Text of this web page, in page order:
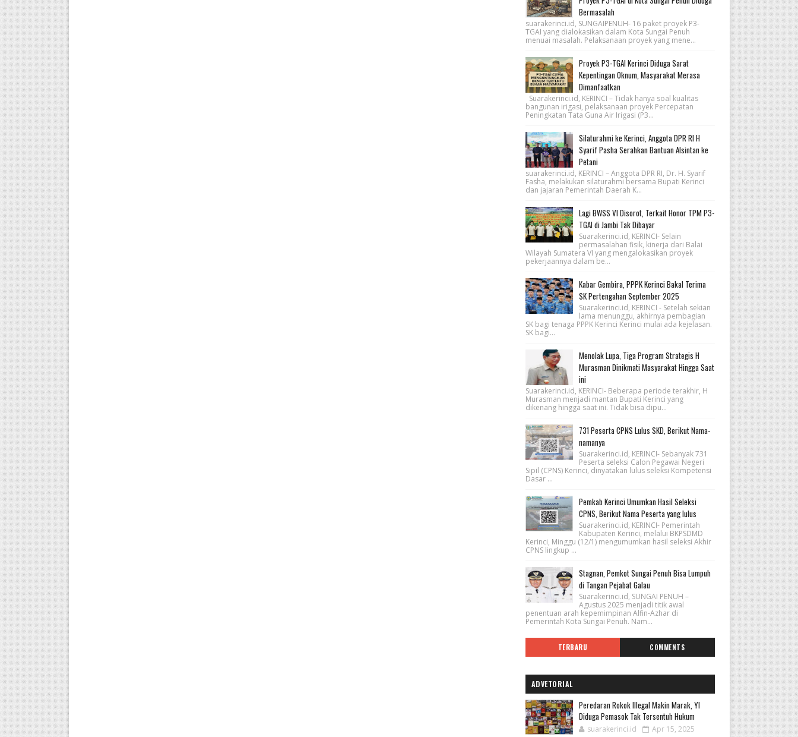
Bermasalah
suarakerinci.id, SUNGAIPENUH- 16 paket proyek P3-
TGAI yang dialokasikan dalam Kota Sungai Penuh
menuai masalah. Pelaksanaan proyek yang mene...
Proyek P3-TGAI Kerinci Diduga Sarat
Kepentingan Oknum, Masyarakat Merasa
Dimanfaatkan
Suarakerinci.id, KERINCI – Tidak hanya soal kualitas
bangunan irigasi, pelaksanaan proyek Percepatan
Peningkatan Tata Guna Air Irigasi (P3...
Silaturahmi ke Kerinci, Anggota DPR RI H
Syarif Pasha Serahkan Bantuan Alsintan ke
Petani
suarakerinci.id, KERINCI – Anggota DPR RI, Dr. H. Syarif
Fasha, melakukan silaturahmi bersama Bupati Kerinci
dan jajaran Pemerintah Daerah K...
Lagi BWSS VI Disorot, Terkait Honor TPM P3-
TGAI di Jambi Tak Dibayar
Suarakerinci.id, KERINCI- Selain
permasalahan fisik, kinerja dari Balai
Wilayah Sumatera VI yang mengalokasikan proyek
pekerjaannya dalam be...
Kabar Gembira, PPPK Kerinci Bakal Terima
SK Pertengahan September 2025
Suarakerinci.id, KERINCI - Setelah sekian
lama menunggu, akhirnya pembagian
SK bagi tenaga PPPK Kerinci Kerinci mulai ada kejelasan.
SK bagi...
Menolak Lupa, Tiga Program Strategis H
Murasman Dinikmati Masyarakat Hingga Saat
ini
Suarakerinci.id, KERINCI- Beberapa periode terakhir, H
Murasman menjadi mantan Bupati Kerinci yang
dikenang hingga saat ini. Tidak bisa dipu...
731 Peserta CPNS Lulus SKD, Berikut Nama-
namanya
Suarakerinci.id, KERINCI- Sebanyak 731
Peserta seleksi Calon Pegawai Negeri
Sipil (CPNS) Kerinci, dinyatakan lulus seleksi Kompetensi
Dasar ...
Pemkab Kerinci Umumkan Hasil Seleksi
CPNS, Berikut Nama Peserta yang lulus
Suarakerinci.id, KERINCI- Pemerintah
Kabupaten Kerinci, melalui BKPSDMD
Kerinci, Minggu (12/1) mengumumkan hasil seleksi Akhir
CPNS lingkup ...
Stagnan, Pemkot Sungai Penuh Bisa Lumpuh
di Tangan Pejabat Galau
Suarakerinci.id, SUNGAI PENUH –
Agustus 2025 menjadi titik awal
penentuan arah kepemimpinan Alfin-Azhar di
Pemerintah Kota Sungai Penuh. Nam...
TERBARU COMMENTS
ADVETORIAL
Peredaran Rokok Illegal Makin Marak, YI
Diduga Pemasok Tak Tersentuh Hukum
suarakerinci.id Apr 15, 2025